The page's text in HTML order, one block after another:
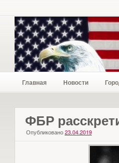
Главная Новости
ФБР
Опубликовано 23.04.2019